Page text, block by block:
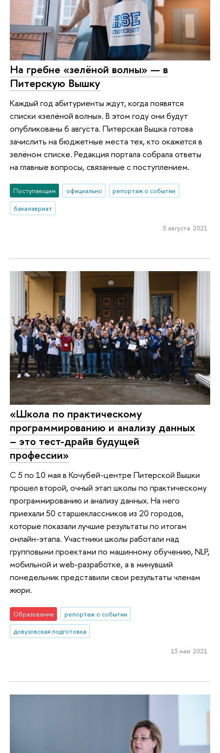
На гребне «зелёной волны» — в
Питерскую Вышку
Каждый год абитуриенты ждут, когда появятся
списки «зелёной волны». В этом году они будут
опубликованы 6 августа. Питерская Вышка готова
зачислить на бюджетные места тех, кто окажется в
зелёном списке. Редакция портала собрала ответы
на главные вопросы, связанные с поступлением.
Поступающим официально
репортаж о событии
бакалавриат
5 августа 2021
«Школа по практическому
программированию и анализу данных
– это тест-драйв будущей
профессии»
С 5 по 10 мая в Кочубей-центре Питерской Вышки
прошел второй, очный этап школы по практическому
программированию и анализу данных. На него
приехали 50 старшеклассников из 20 городов,
которые показали лучшие результаты по итогам
онлайн-этапа. Участники школы работали над
групповыми проектами по машинному обучению, NLP,
мобильной и web-разработке, а в минувший
понедельник представили свои результаты членам
жюри.
Образование
репортаж о событии
довузовская подготовка
13 мая 2021